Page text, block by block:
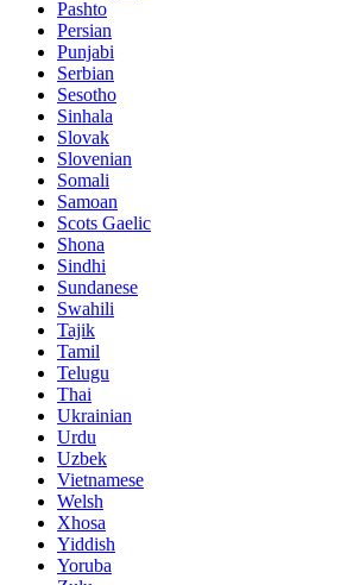
Pashto
Persian
Punjabi
Serbian
Sesotho
Sinhala
Slovak
Slovenian
Somali
Samoan
Scots Gaelic
Shona
Sindhi
Sundanese
Swahili
Tajik
Tamil
Telugu
Thai
Ukrainian
Urdu
Uzbek
Vietnamese
Welsh
Xhosa
Yiddish
Yoruba